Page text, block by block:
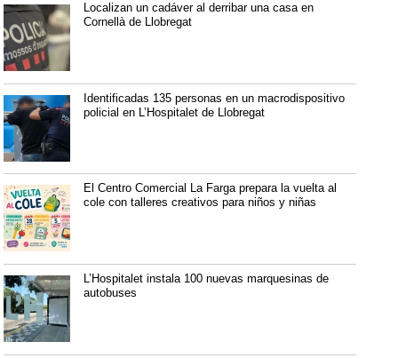
Localizan un cadáver al derribar una casa en
Cornellà de Llobregat
Identificadas 135 personas en un macrodispositivo
policial en L’Hospitalet de Llobregat
El Centro Comercial La Farga prepara la vuelta al
cole con talleres creativos para niños y niñas
L’Hospitalet instala 100 nuevas marquesinas de
autobuses